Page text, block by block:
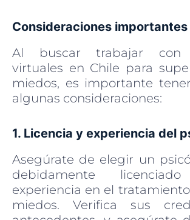
Consideraciones importantes
Al buscar trabajar con
virtuales en Chile para
miedos, es importante
algunas consideraciones:
1. Licencia y experiencia del
Asegúrate de elegir un
debidamente
experiencia en el
miedos. Verifica sus